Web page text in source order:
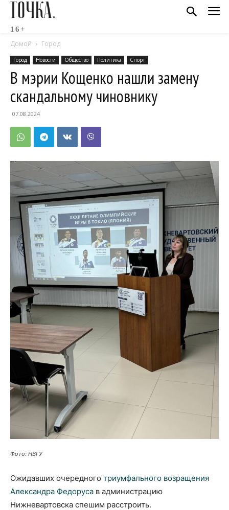
ТОЧКА.
16+
Домой Город
Город Новости Общество Политика Спорт
В мэрии Кощенко нашли замену
скандальному чиновнику
07.08.2024
Фото: НВГУ
Ожидавших очередного триумфального возращения
Александра Федоруса в администрацию
Нижневартовска спешим расстроить.